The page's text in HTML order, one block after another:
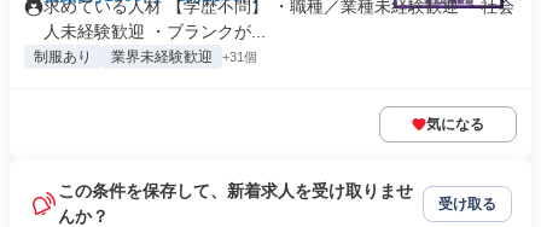
求めている人材 【学歴不問】 ・職種／業種未経験歓迎 ・社会
人未経験歓迎 ・ブランクが...
制服あり 業界未経験歓迎 +31個
気になる
この条件を保存して、新着求人を受け取りませ
んか？
受け取る